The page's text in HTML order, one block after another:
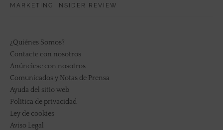
MARKETING INSIDER REVIEW
¿Quiénes Somos?
Contacte con nosotros
Anúnciese con nosotros
Comunicados y Notas de Prensa
Ayuda del sitio web
Política de privacidad
Ley de cookies
Aviso Legal